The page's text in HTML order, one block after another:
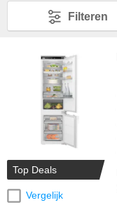
Filteren
Top Deals
Vergelijk